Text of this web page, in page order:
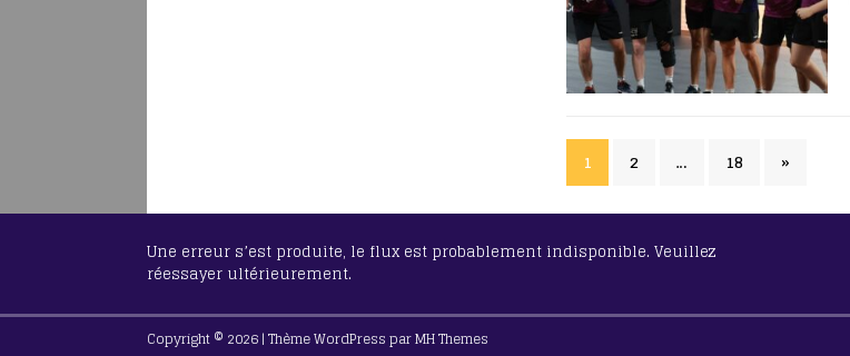
1 2 … 18 »
Une erreur s’est produite, le flux est probablement indisponible. Veuillez
réessayer ultérieurement.
Copyright © 2026 | Thème WordPress parMH Themes